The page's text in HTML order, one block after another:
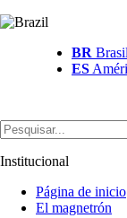
BR Brasil
ES
Institucional
Página de inicio
El magnetrón